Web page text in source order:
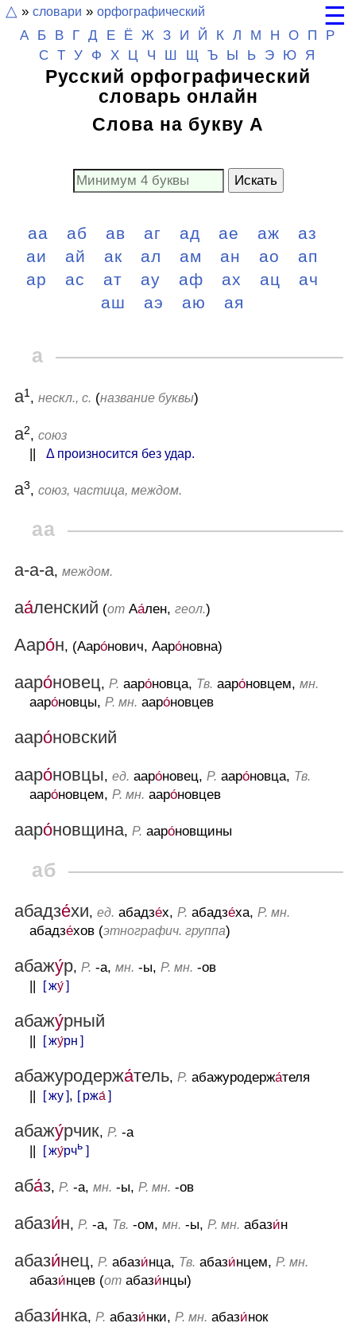
☰
△ » словари » орфографический
А Б В Г Д Е Ё Ж З И Й К Л М Н О П
Р
С Т У Ф Х Ц Ч Ш Щ Ъ Ы Ь Э Ю Я
Русский орфографический
словарь онлайн
Слова на букву А
Искать
аа аб ав аг ад ае аж
аз
аи
ай ак ал ам ан ао
ап
ар
ас ат ау аф ах ац
ач
аш
аэ аю ая
а
а1 , нескл., с. (название буквы)
а2, союз
Δ произносится без удар.
а3, союз, частица, междом.
аа
а-а-а, междом.
аа́ленский (от Аа́лен, геол.)
Ааро́н, (Ааро́нович, Ааро́новна)
ааро́новец, Р. ааро́новца, Тв. ааро́новцем, мн.
ааро́новцы, Р. мн. ааро́новцев
ааро́новский
ааро́новцы, ед. ааро́новец, Р. ааро́новца, Тв.
ааро́новцем, Р. мн. ааро́новцев
ааро́новщина, Р. ааро́новщины
аб
абадзе́хи, ед. абадзе́х, Р. абадзе́ха, Р. мн.
абадзе́хов (этнографич. группа)
абажу́р, Р. -а, мн. -ы, Р. мн. -ов
[ жу́]
абажу́рный
[ жу́рн ]
абажуродержа́тель, Р. абажуродержа́теля
[ жу ], [ ржа́ ]
абажу́рчик, Р. -а
[ жу́рчь ]
аба́з, Р. -а, мн. -ы, Р. мн. -ов
абази́н, Р. -а, Тв. -ом, мн. -ы, Р. мн. абази́н
абази́нец, Р. абази́нца, Тв. абази́нцем, Р. мн.
абази́нцев (от абази́нцы)
абази́нка, Р. абази́нки, Р. мн. абази́нок